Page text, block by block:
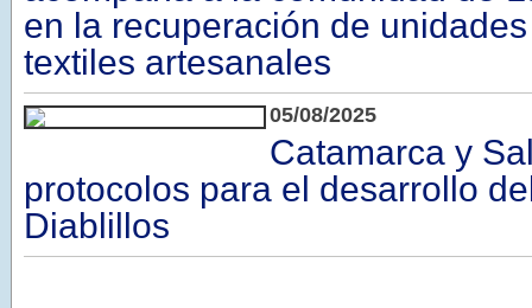
en la recuperación de
textiles artesanales
05/08/2025
Catamarca y
protocolos para el desarrollo
Diablillos